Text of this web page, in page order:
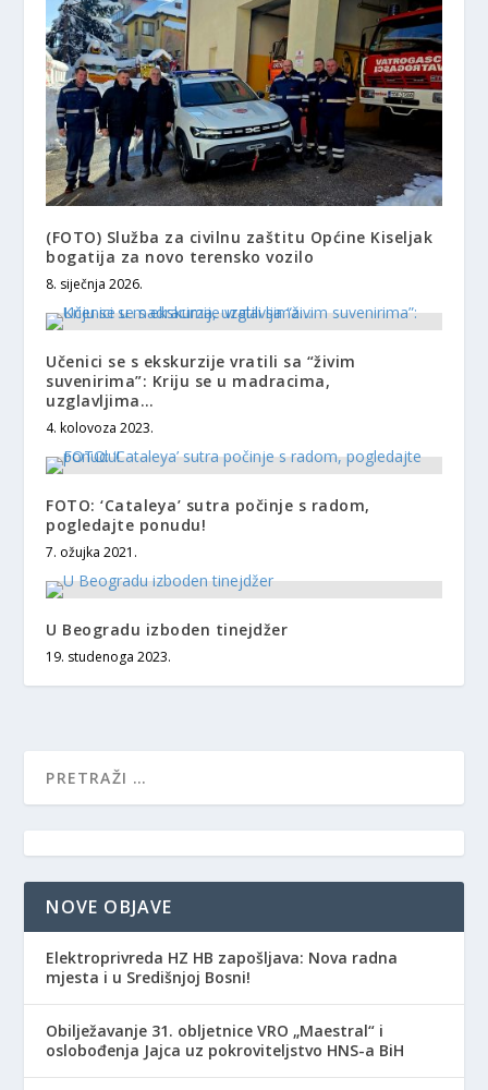
(FOTO) Služba za civilnu zaštitu Općine Kiseljak
bogatija za novo terensko vozilo
8. siječnja 2026.
Učenici se s ekskurzije vratili sa “živim
suvenirima”: Kriju se u madracima,
uzglavljima…
4. kolovoza 2023.
FOTO: ‘Cataleya’ sutra počinje s radom,
pogledajte ponudu!
7. ožujka 2021.
U Beogradu izboden tinejdžer
19. studenoga 2023.
NOVE OBJAVE
Elektroprivreda HZ HB zapošljava: Nova radna
mjesta i u Središnjoj Bosni!
Obilježavanje 31. obljetnice VRO „Maestral“ i
oslobođenja Jajca uz pokroviteljstvo HNS-a BiH